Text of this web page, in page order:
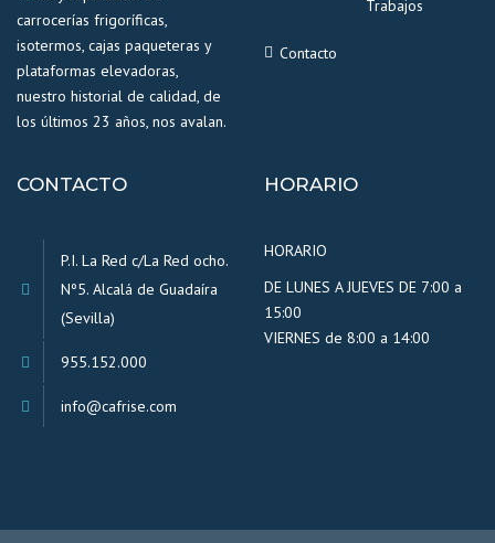
carrocerías frigoríficas,
isotermos, cajas paqueteras y
plataformas elevadoras,
nuestro historial de calidad, de
los últimos 23 años, nos avalan.
Trabajos
Contacto
CONTACTO
P.I. La Red c/La Red ocho.
Nº5. Alcalá de Guadaíra
(Sevilla)
955.152.000
info@cafrise.com
HORARIO
HORARIO
DE LUNES A JUEVES DE 7:00 a
15:00
VIERNES de 8:00 a 14:00